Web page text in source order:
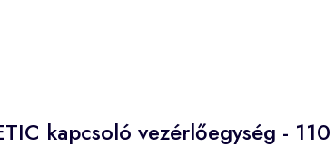
kapcsoló vezérlőegység -